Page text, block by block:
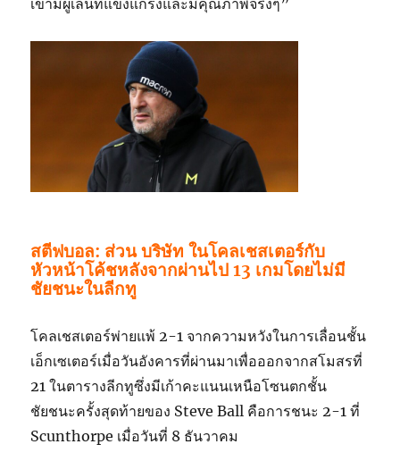
เขามีผู้เล่นที่แข็งแกร่งและมีคุณภาพจริงๆ”
สตีฟบอล: ส่วน บริษัท ในโคลเชสเตอร์กับ
หัวหน้าโค้ชหลังจากผ่านไป 13 เกมโดยไม่มี
ชัยชนะในลีกทู
โคลเชสเตอร์พ่ายแพ้ 2-1 จากความหวังในการเลื่อนชั้น
เอ็กเซเตอร์เมื่อวันอังคารที่ผ่านมาเพื่อออกจากสโมสรที่
21 ในตารางลีกทูซึ่งมีเก้าคะแนนเหนือโซนตกชั้น
ชัยชนะครั้งสุดท้ายของ Steve Ball คือการชนะ 2-1 ที่
Scunthorpe เมื่อวันที่ 8 ธันวาคม